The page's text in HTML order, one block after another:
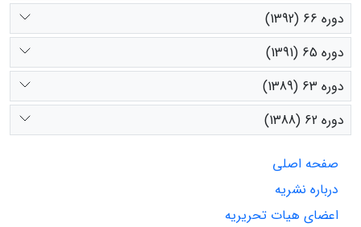
دوره 66 (1392)
دوره 65 (1391)
دوره 63 (1389)
دوره 62 (1388)
صفحه اصلی
درباره نشریه
اعضای هیات تحریریه